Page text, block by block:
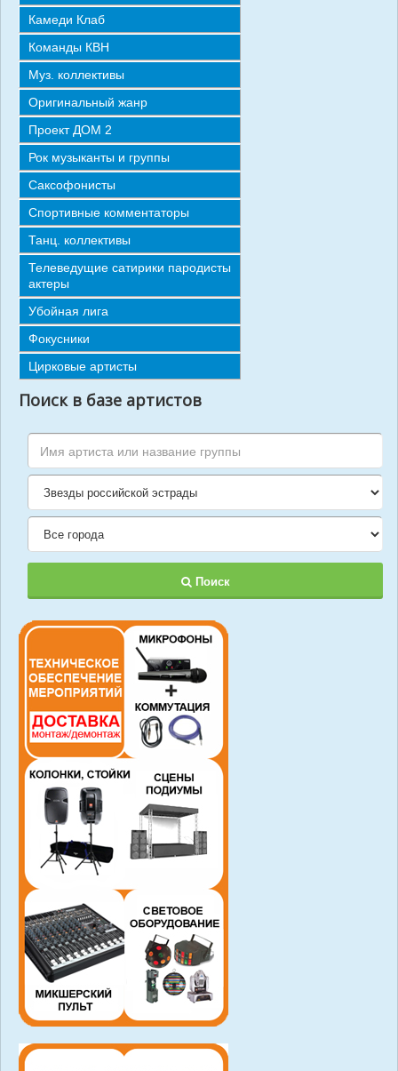
СТАТЬИ
ОТЗЫВЫ
КОНТАКТЫ
Камеди Клаб
Команды КВН
Муз. коллективы
Оригинальный жанр
Проект ДОМ 2
Рок музыканты и группы
Саксофонисты
Спортивные комментаторы
Танц. коллективы
Телеведущие сатирики пародисты
актеры
Убойная лига
Фокусники
Цирковые артисты
Поиск в базе артистов
Поиск